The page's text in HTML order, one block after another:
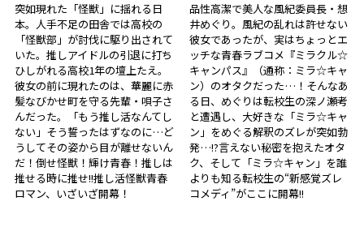
突如現れた「怪獣」に揺れる日
本。人手不足の田舎では高校の
「怪獣部」が討伐に駆り出されて
いた。推しアイドルの引退に打ち
ひしがれる高校1年の壇上たえ。
彼女の前に現れたのは、華麗に赤
髪なびかせ町を守る先輩・唄子さ
んだった。「もう推し活なんてし
ない」そう誓ったはずなのに…ど
うしてその姿から目が離せないん
だ！倒せ怪獣！輝け青春！推しは
推せる時に推せ!!推し活怪獣青春
ロマン、いざいざ開幕！
品性高潔で美人な風紀委員長・想
井めぐり。風紀の乱れは許せない
彼女であったが、実はちょっとエ
ッチな青春ラブコメ『ミラクル☆
キャンパス』（通称：ミラ☆キャ
ン）のオタクだった…！そんなあ
る日、めぐりは転校生の深ノ瀬考
と遭遇し、大好きな「ミラ☆キャ
ン」をめぐる解釈のズレが突如勃
発…!?言えない秘密を抱えたオタ
ク、そして「ミラ☆キャン」を誰
よりも知る転校生の“新感覚ズレ
コメディ”がここに開幕!!